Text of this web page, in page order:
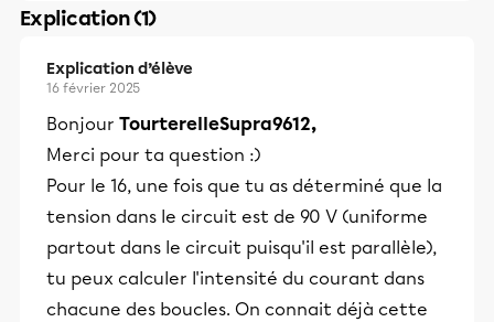
Explication (1)
Explication d’élève
16 février 2025
Bonjour TourterelleSupra9612,
Merci pour ta question :)
Pour le 16, une fois que tu as déterminé que la
tension dans le circuit est de 90 V (uniforme
partout dans le circuit puisqu'il est parallèle),
tu peux calculer l'intensité du courant dans
chacune des boucles. On connait déjà cette